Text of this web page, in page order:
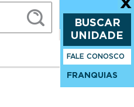
BUSCAR
UNIDADE
FALE CONOSCO
FRANQUIAS